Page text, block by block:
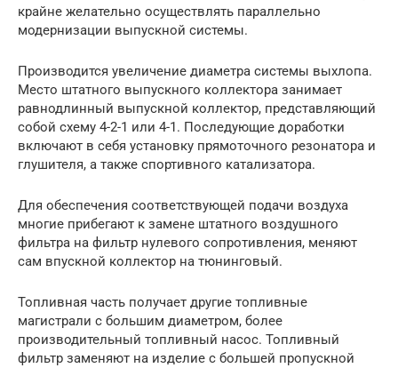
крайне желательно осуществлять параллельно
модернизации выпускной системы.
Производится увеличение диаметра системы выхлопа.
Место штатного выпускного коллектора занимает
равнодлинный выпускной коллектор, представляющий
собой схему 4-2-1 или 4-1. Последующие доработки
включают в себя установку прямоточного резонатора и
глушителя, а также спортивного катализатора.
Для обеспечения соответствующей подачи воздуха
многие прибегают к замене штатного воздушного
фильтра на фильтр нулевого сопротивления, меняют
сам впускной коллектор на тюнинговый.
Топливная часть получает другие топливные
магистрали с большим диаметром, более
производительный топливный насос. Топливный
фильтр заменяют на изделие с большей пропускной